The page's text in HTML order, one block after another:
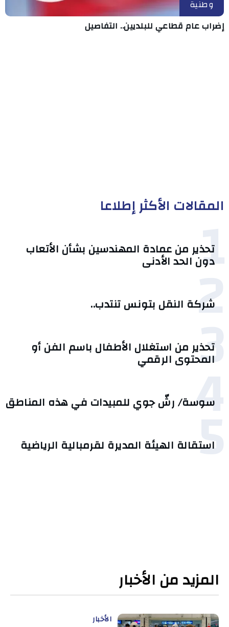
وطنية
إضراب عام قطاعي للبلديين.. التفاصيل
المقالات الأكثر إطلاعا
1
تحذير من عمادة المهندسين بشأن الأتعاب
دون الحد الأدنى
2
شركة النقل بتونس تنتدب..
3
تحذير من استغلال الأطفال باسم الفن أو
المحتوى الرقمي
4
سوسة/ رشّ جوي للمبيدات في هذه المناطق
5
استقالة الهيئة المديرة لقرمبالية الرياضية
المزيد من الأخبار
الأخبار